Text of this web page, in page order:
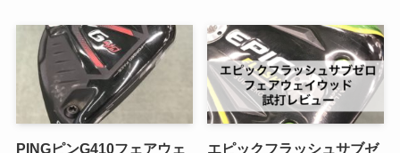
PINGピンG410フェアウェ
エピックフラッシュサブゼ